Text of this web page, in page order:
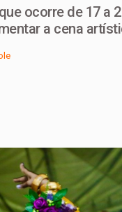
ocorre de 17 a
a cena